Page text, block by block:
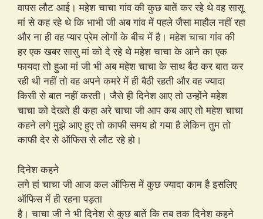
वापस लौट आई। महेश चाचा गांव की कुछ बातें कर रहे थे वह सासू
मां से कह रहे थे कि भाभी जी अब गांव में पहले जैसा माहौल नहीं रहा
और ना ही वह प्यार प्रेम लोगों के बीच में है। महेश चाचा गांव की
हर एक खबर सासु मां को दे रहे थे महेश चाचा के आने का एक
फायदा तो हुआ मां जी भी अब महेश चाचा के साथ बैठ कर बात कर
रही थी नहीं तो वह अपने कमरे में ही बैठी रहती और वह ज्यादा
किसी से बात नहीं करती। जैसे ही दिनेश आए तो उन्होंने महेश
चाचा को देखते ही कहा अरे चाचा जी आप कब आए तो महेश चाचा
कहने लगे मुझे आए हुए तो काफी समय हो गया है लेकिन तुम तो
काफी देर से ऑफिस से लौट रहे हो।
दिनेश कहने
लगे हां चाचा जी आज कल ऑफिस में कुछ ज्यादा काम है इसलिए
ऑफिस में ही रहना पड़ता
है। चाचा जी ने भी दिनेश से कुछ बातें कि तब तक दिनेश कहने